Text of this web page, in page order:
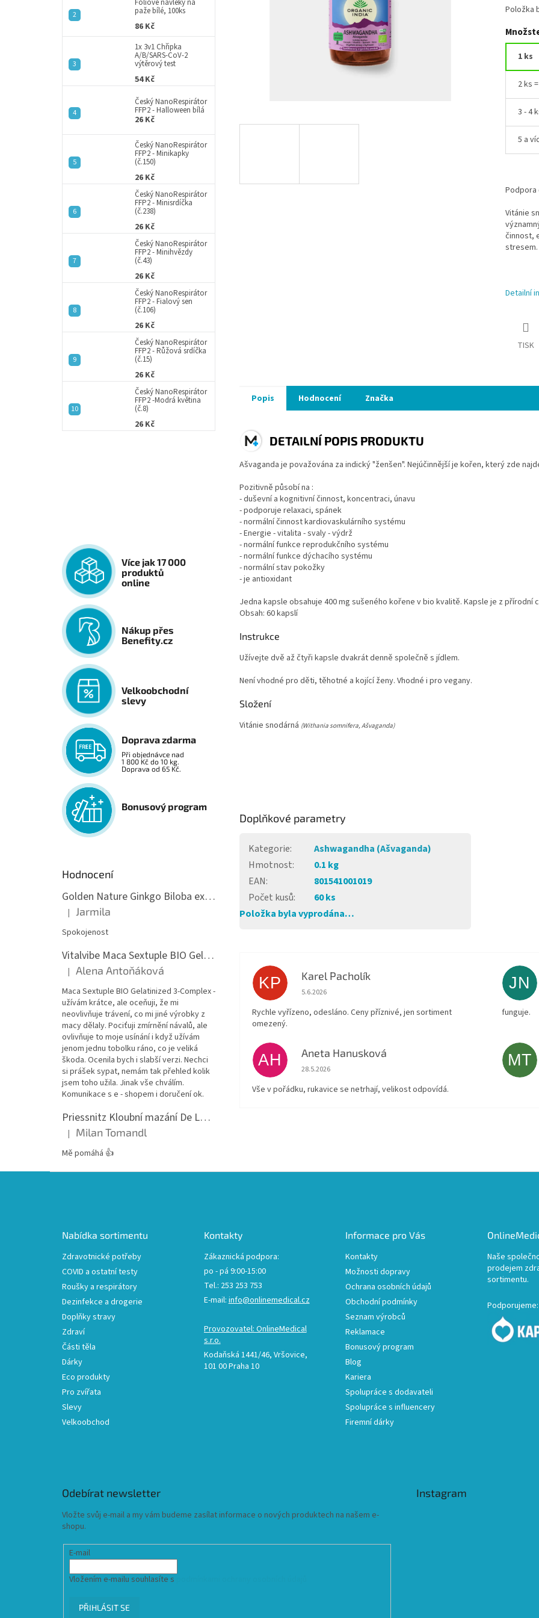
paže bílé, 100ks
86 Kč
1x 3v1 Chřipka
A/B/SARS-CoV-2
výtěrový test
54 Kč
Český NanoRespirátor
FFP2 - Halloween bílá
26 Kč
Český NanoRespirátor
FFP2 - Minikapky
(č.150)
26 Kč
Český NanoRespirátor
FFP2 - Minisrdíčka
(č.238)
26 Kč
Český NanoRespirátor
FFP2 - Minihvězdy
(č.43)
26 Kč
Český NanoRespirátor
FFP2 - Fialový sen
(č.106)
26 Kč
Český NanoRespirátor
FFP2 - Růžová srdíčka
(č.15)
26 Kč
Český NanoRespirátor
FFP2 -Modrá květina
(č.8)
26 Kč
Více jak 17 000
produktů
online
Nákup přes
Benefity.cz
Velkoobchodní
slevy
Doprava zdarma
Při objednávce nad
1 800 Kč do 10 kg.
Doprava od 65 Kč.
Bonusový program
Hodnocení
Golden Nature Ginkgo Biloba extrakt 50:1 60mg, 100 kapslí
Hodnocení produktu je 5 z 5 hvězdiček.
| Jarmila
Spokojenost
Vitalvibe Maca Sextuple BIO Gelatinized 3-Complex, 60 kapslí
Hodnocení produktu je 5 z 5 hvězdiček.
| Alena Antoňáková
Maca Sextuple BIO Gelatinized 3-Complex -
užívám krátce, ale oceňuji, že mi
neovlivňuje trávení, co mi jiné výrobky z
macy dělaly. Pociťuji zmírnění návalů, ale
ovlivňuje to moje usínání i když užívám
jenom jednu tobolku ráno, co je veliká
škoda. Ocenila bych i slabší verzi. Nechci
si prášek sypat, nemám tak přehled kolik
jsem toho užila. Jinak vše chválím.
Komunikace s e - shopem i doručení ok.
Priessnitz Kloubní mazání De Luxe, 200ml
Hodnocení produktu je 5 z 5 hvězdiček.
| Milan Tomandl
Mě pomáhá 👍
Položka
1 ks
2 ks
3 - 4
5 a
Podpora
Vitánie
činnost,
stresem.
Detailní
TISK
Popis Hodnocení Značka
DETAILNÍ POPIS PRODUKTU
Ašvaganda je považována za indický "ženšen". Nejúčinnější je kořen, který zde
Pozitivně působí na :
- duševní a kognitivní činnost, koncentraci, únavu
- podporuje relaxaci, spánek
- normální činnost kardiovaskulárního systému
- Energie - vitalita - svaly - výdrž
- normální funkce reprodukčního systému
- normální funkce dýchacího systému
- normální stav pokožky
- je antioxidant
Jedna kapsle obsahuje 400 mg sušeného kořene v bio kvalitě. Kapsle je z přírodní
Obsah: 60 kapslí
Instrukce
Užívejte dvě až čtyři kapsle dvakrát denně společně s jídlem.
Není vhodné pro děti, těhotné a kojící ženy. Vhodné i pro vegany.
Složení
Vitánie snodárná (Withania somnifera, Ašvaganda)
Doplňkové parametry
Kategorie:
Ashwagandha (Ašvaganda)
Hmotnost:
0.1 kg
EAN:
801541001019
Počet kusů:
60 ks
Položka byla vyprodána…
KP Karel Pacholík
Hodnocení obchodu je 4 z 5 hvězdiček.
5.6.2026
Rychle vyřízeno, odesláno. Ceny příznivé, jen sortiment
omezený.
JN
funguje.
AH Aneta Hanusková
Hodnocení obchodu je 5 z 5 hvězdiček.
28.5.2026
Vše v pořádku, rukavice se netrhají, velikost odpovídá.
MT
Nabídka sortimentu
Zdravotnické potřeby
COVID a ostatní testy
Roušky a respirátory
Dezinfekce a drogerie
Doplňky stravy
Zdraví
Části těla
Dárky
Eco produkty
Pro zvířata
Slevy
Velkoobchod
Kontakty
Zákaznická podpora:
po - pá 9:00-15:00
Tel.: 253 253 753
E-mail: info@onlinemedical.cz
Provozovatel: OnlineMedical
s.r.o.
Kodaňská 1441/46, Vršovice,
101 00 Praha 10
Informace pro Vás
Kontakty
Možnosti dopravy
Ochrana osobních údajů
Obchodní podmínky
Seznam výrobců
Reklamace
Bonusový program
Blog
Kariera
Spolupráce s dodavateli
Spolupráce s influencery
Firemní dárky
Naše
prodejem
sortimentu.
Podporujeme:
Odebírat newsletter
Vložte svůj e-mail a my vám budeme zasílat informace o nových produktech na našem e-
shopu.
E-mail
Vložením e-mailu souhlasíte s
PŘIHLÁSIT SE
Instagram